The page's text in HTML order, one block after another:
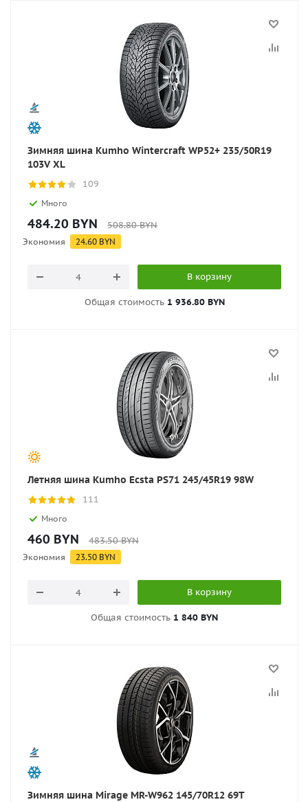
Зимняя шина Kumho Wintercraft WP52+ 235/50R19
103V XL
109
Много
484.20 BYN 508.80BYN
Экономия 24.60 BYN
В корзину
Общая стоимость 1 936.80 BYN
Летняя шина Kumho Ecsta PS71 245/45R19 98W
111
Много
460 BYN 483.50BYN
Экономия 23.50 BYN
В корзину
Общая стоимость 1 840 BYN
Зимняя шина Mirage MR-W962 145/70R12 69T